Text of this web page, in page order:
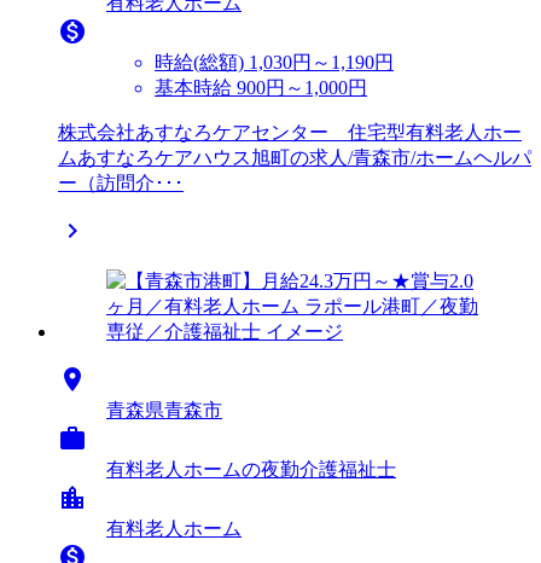

時給(総額) 1,030円～1,190円
基本時給 900円～1,000円
株式会社あすなろケアセンター 住宅型有料老人ホー
ムあすなろケアハウス旭町の求人/青森市/ホームヘルパ
ー（訪問介･･･


青森県青森市

有料老人ホームの夜勤介護福祉士
location_city
有料老人ホーム
